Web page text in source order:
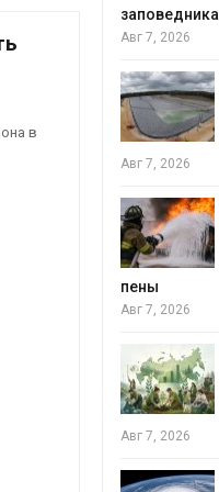
в
заповедника
Авг 7, 2026
Авг 7, 2026
пены
Авг 7, 2026
Авг 7, 2026